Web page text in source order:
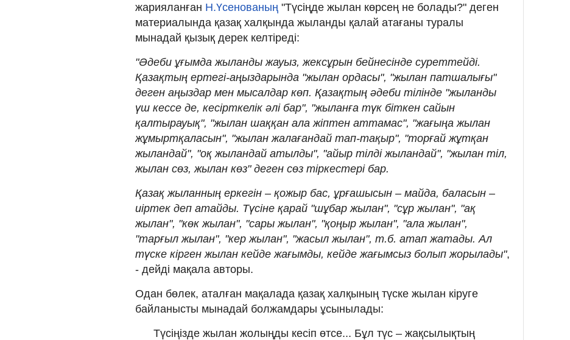
жарияланған Н.Үсенованың "Түсіңде жылан көрсең не болады?" деген
материалында қазақ халқында жыланды қалай атағаны туралы
мынадай қызық дерек келтіреді:
"Әдеби ұғымда жыланды жауыз, жексұрын бейнесінде суреттейді.
Қазақтың ертегі-аңыздарында "жылан ордасы", "жылан патшалығы"
деген аңыздар мен мысалдар көп. Қазақтың әдеби тілінде "жыланды
үш кессе де, кесірткелік әлі бар", "жыланға түк біткен сайын
қалтырауық", "жылан шаққан ала жіптен аттамас", "жағыңа жылан
жұмыртқаласын", "жылан жалағандай тап-тақыр", "торғай жұтқан
жыландай", "оқ жыландай атылды", "айыр тілді жыландай", "жылан тіл,
жылан сөз, жылан көз" деген сөз тіркестері бар.
Қазақ жыланның еркегін – қожыр бас, ұрғашысын – майда, баласын –
иіртек деп атайды. Түсіне қарай "шұбар жылан", "сұр жылан", "ақ
жылан", "көк жылан", "сары жылан", "қоңыр жылан", "ала жылан",
"тарғыл жылан", "кер жылан", "жасыл жылан", т.б. атап жатады. Ал
түске кірген жылан кейде жағымды, кейде жағымсыз болып жорылады",
- дейді мақала авторы.
Одан бөлек, аталған мақалада қазақ халқының түске жылан кіруге
байланысты мынадай болжамдары ұсынылады:
Түсіңізде жылан жолыңды кесіп өтсе... Бұл түс – жақсылықтың